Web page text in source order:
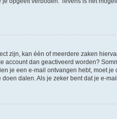
zijn, kan één of meerdere zaken
account dan geactiveerd worden?
je een e-mail ontvangen hebt, moet
dalen. Als je zeker bent dat je e-